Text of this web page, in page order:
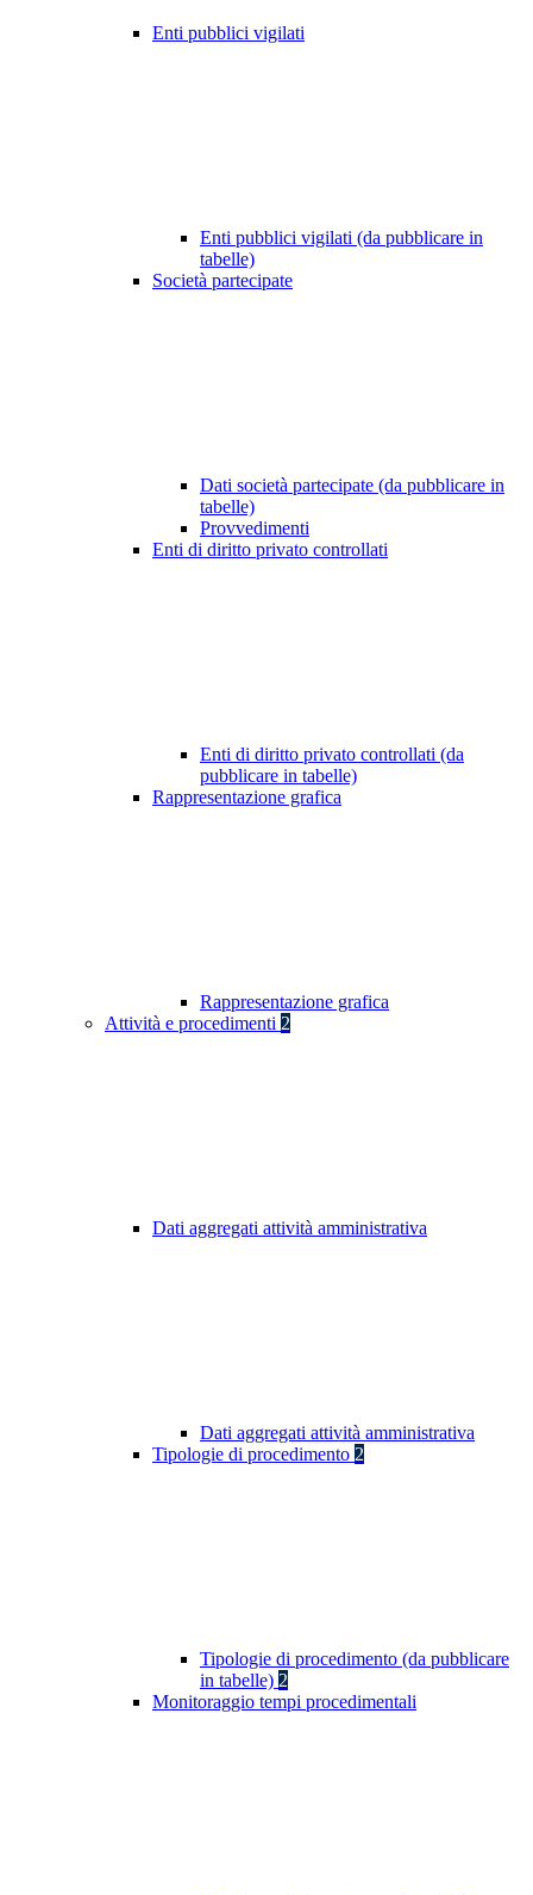
Enti pubblici vigilati
Enti pubblici vigilati (da pubblicare in
tabelle)
Società partecipate
Dati società partecipate (da pubblicare in
tabelle)
Provvedimenti
Enti di diritto privato controllati
Enti di diritto privato controllati (da
pubblicare in tabelle)
Rappresentazione grafica
Rappresentazione grafica
Attività e procedimenti 2
Dati aggregati attività amministrativa
Dati aggregati attività amministrativa
Tipologie di procedimento 2
Tipologie di procedimento (da pubblicare
in tabelle) 2
Monitoraggio tempi procedimentali